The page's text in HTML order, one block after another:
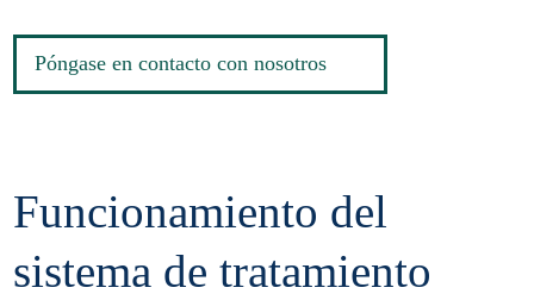
Póngase en contacto con nosotros
Funcionamiento del
sistema de tratamiento